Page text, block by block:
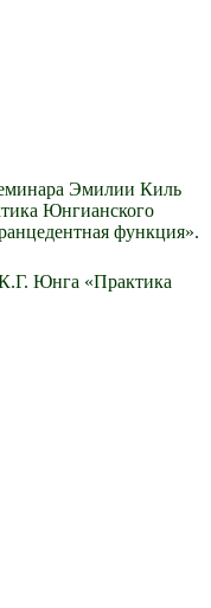
Эмилии Киль
Юнгианского
функция».
К.Г. Юнга «Практика